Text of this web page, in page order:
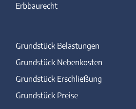
Erbbaurecht
Grundstück Belastungen
Grundstück Nebenkosten
Grundstück Erschließung
Grundstück Preise